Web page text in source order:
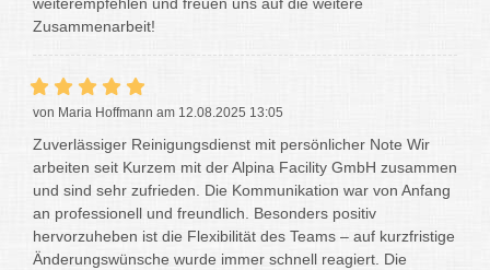
weiterempfehlen und freuen uns auf die weitere
Zusammenarbeit!
von Maria Hoffmann am 12.08.2025 13:05
Zuverlässiger Reinigungsdienst mit persönlicher Note Wir
arbeiten seit Kurzem mit der Alpina Facility GmbH zusammen
und sind sehr zufrieden. Die Kommunikation war von Anfang
an professionell und freundlich. Besonders positiv
hervorzuheben ist die Flexibilität des Teams – auf kurzfristige
Änderungswünsche wurde immer schnell reagiert. Die